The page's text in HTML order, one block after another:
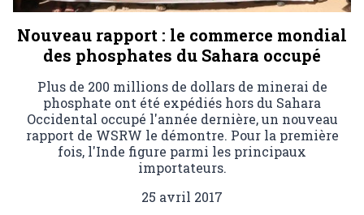
Nouveau rapport : le commerce mondial
des phosphates du Sahara occupé
Plus de 200 millions de dollars de minerai de
phosphate ont été expédiés hors du Sahara
Occidental occupé l'année dernière, un nouveau
rapport de WSRW le démontre. Pour la première
fois, l'Inde figure parmi les principaux
importateurs.
25 avril 2017